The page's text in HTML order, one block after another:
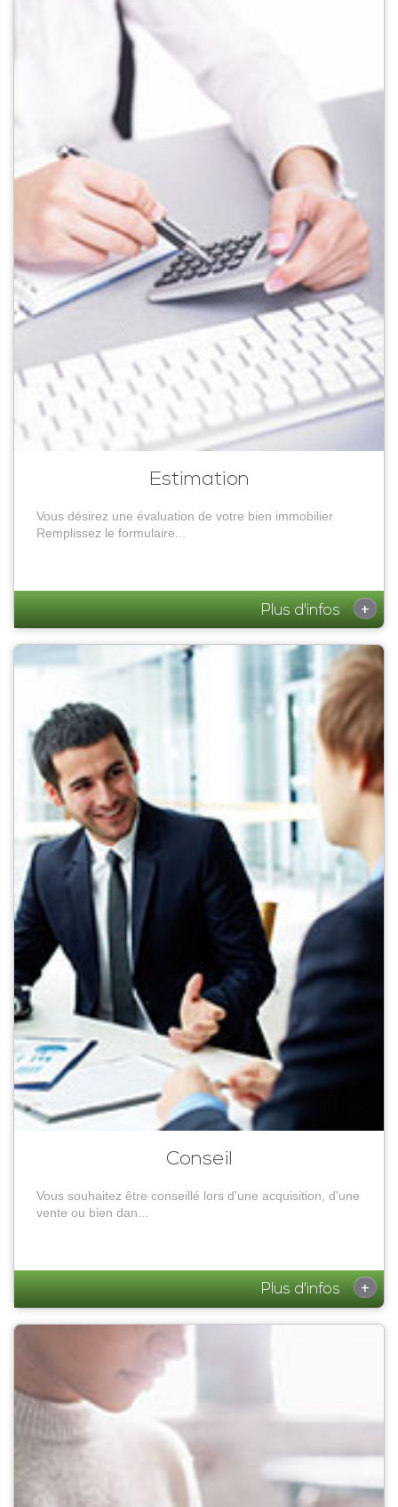
Estimation
Vous désirez une évaluation de votre bien immobilier
Remplissez le formulaire...
Plus d'infos +
Conseil
Vous souhaitez être conseillé lors d'une acquisition, d'une
vente ou bien dan...
Plus d'infos +